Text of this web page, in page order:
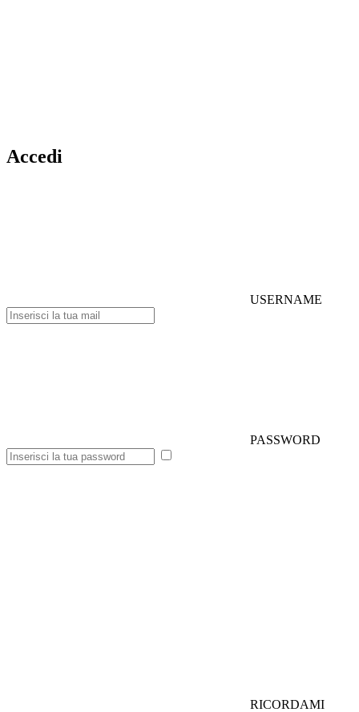
Accedi
USERNAME
PASSWORD
RICORDAMI